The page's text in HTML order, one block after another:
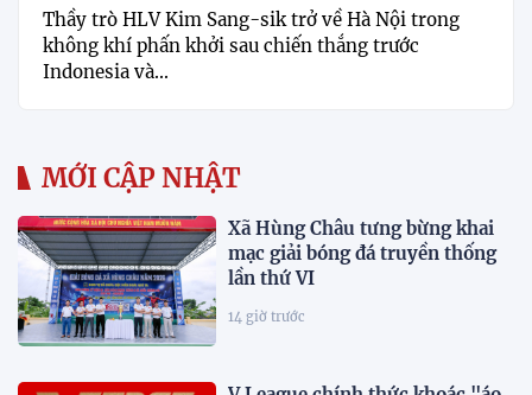
Thầy trò HLV Kim Sang-sik trở về Hà Nội trong
không khí phấn khởi sau chiến thắng trước
Indonesia và...
MỚI CẬP NHẬT
Xã Hùng Châu tưng bừng khai
mạc giải bóng đá truyền thống
lần thứ VI
14 giờ trước